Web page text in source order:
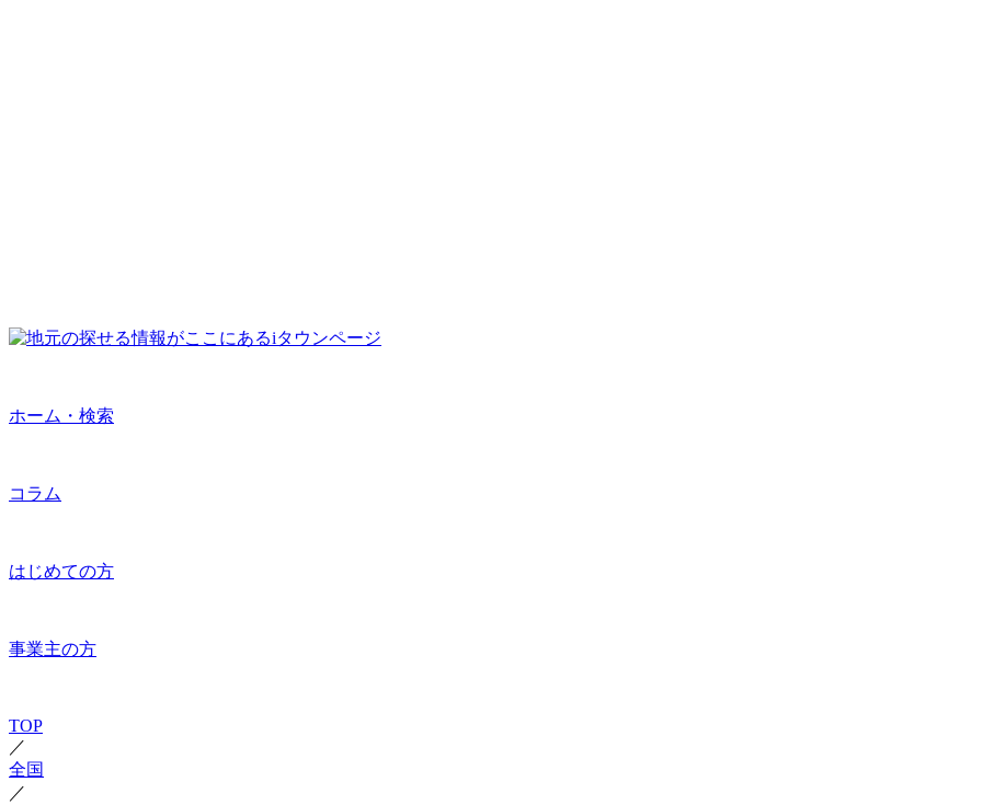
ホーム・検索
コラム
はじめての方
事業主の方
TOP
／
全国
／